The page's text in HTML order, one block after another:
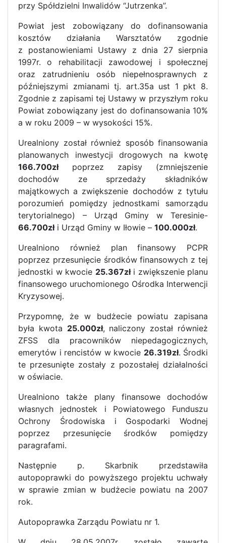
przy Spółdzielni Inwalidów “Jutrzenka”.
Powiat jest zobowiązany do dofinansowania
kosztów działania Warsztatów zgodnie
z postanowieniami Ustawy z dnia 27 sierpnia
1997r. o rehabilitacji zawodowej i społecznej
oraz zatrudnieniu osób niepełnosprawnych z
późniejszymi zmianami tj. art.35a ust 1 pkt 8.
Zgodnie z zapisami tej Ustawy w przyszłym roku
Powiat zobowiązany jest do dofinansowania 10%
a w roku 2009 – w wysokości 15%.
Urealniony został również sposób finansowania
planowanych inwestycji drogowych na kwotę
166.700złpoprzez zapisy (zmniejszenie
dochodów ze sprzedaży składników
majątkowych a zwiększenie dochodów z tytułu
porozumień pomiędzy jednostkami samorządu
terytorialnego) – Urząd Gminy w Teresinie-
66.700złi Urząd Gminy w Iłowie – 100.000zł.
Urealniono również plan finansowy PCPR
poprzez przesunięcie środków finansowych z tej
jednostki w kwocie 25.367złi zwiększenie planu
finansowego uruchomionego Ośrodka Interwencji
Kryzysowej.
Przypomnę, że w budżecie powiatu zapisana
była kwota 25.000zł, naliczony został również
ZFSS dla pracowników niepedagogicznych,
emerytów i rencistów w kwocie 26.319zł. Środki
te przesunięte zostały z pozostałej działalności
w oświacie.
Urealniono także plany finansowe dochodów
własnych jednostek i Powiatowego Funduszu
Ochrony Środowiska i Gospodarki Wodnej
poprzez przesunięcie środków pomiędzy
paragrafami.
Następnie p. Skarbnik przedstawiła
autopoprawki do powyższego projektu uchwały
w sprawie zmian w budżecie powiatu na 2007
rok.
Autopoprawka Zarządu Powiatu nr 1.